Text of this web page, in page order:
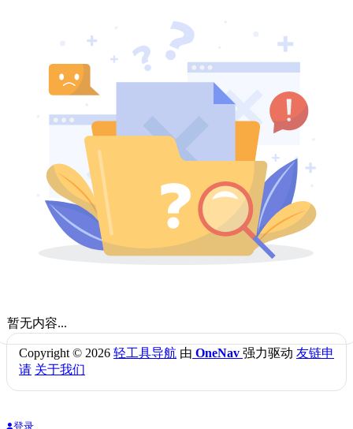
暂无内容...
Copyright © 2026 轻工具导航 由 OneNav 强力驱动 友链申
请 关于我们
登录